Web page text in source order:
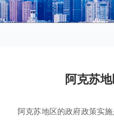
阿克苏
阿克苏地区的政府政策实